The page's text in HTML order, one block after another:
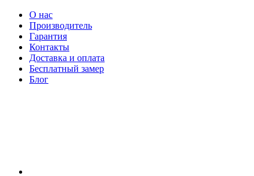
О нас
Производитель
Гарантия
Контакты
Доставка и оплата
Бесплатный замер
Блог